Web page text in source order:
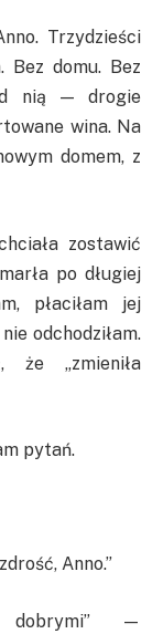
Trzydzieści
Bez domu. Bez
nią — drogie
wina. Na
domem, z
zostawić
po długiej
płaciłam jej
odchodziłam.
że „zmieniła
pytań.
Anno.”
dobrymi” —